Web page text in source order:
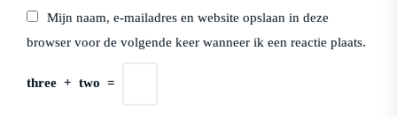
Mijn naam, e-mailadres en website opslaan in deze
browser voor de volgende keer wanneer ik een reactie plaats.
three + two =